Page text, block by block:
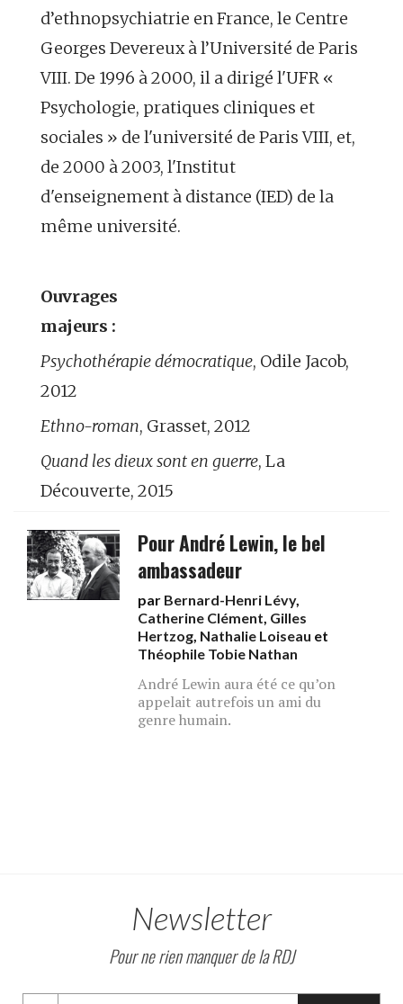
d’ethnopsychiatrie en France, le Centre
Georges Devereux à l’Université de Paris
VIII. De 1996 à 2000, il a dirigé l'UFR «
Psychologie, pratiques cliniques et
sociales » de l'université de Paris VIII, et,
de 2000 à 2003, l'Institut
d'enseignement à distance (IED) de la
même université.
Ouvrages
majeurs :
Psychothérapie démocratique, Odile Jacob,
2012
Ethno-roman, Grasset, 2012
Quand les dieux sont en guerre, La
Découverte, 2015
Pour André Lewin, le bel
ambassadeur
par Bernard-Henri Lévy,
Catherine Clément, Gilles
Hertzog, Nathalie Loiseau et
Théophile Tobie Nathan
André Lewin aura été ce qu’on
appelait autrefois un ami du
genre humain.
Newsletter
Pour ne rien manquer de la RDJ